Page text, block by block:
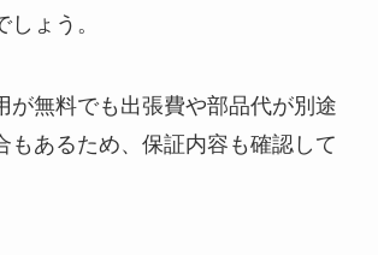
ょう。
が無料でも出張費や部品代が別途
もあるため、保証内容も確認して